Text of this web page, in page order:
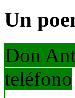
Un
Don
teléfono